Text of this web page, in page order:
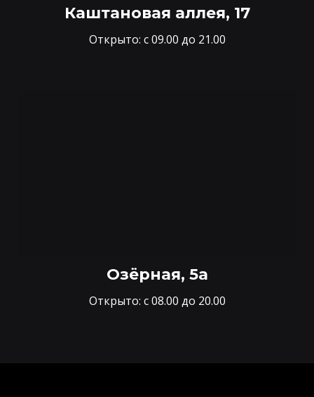
Каштановая аллея, 17
Открыто: с 09.00 до 21.00
Озёрная, 5а
Открыто: с 08.00 до 20.00